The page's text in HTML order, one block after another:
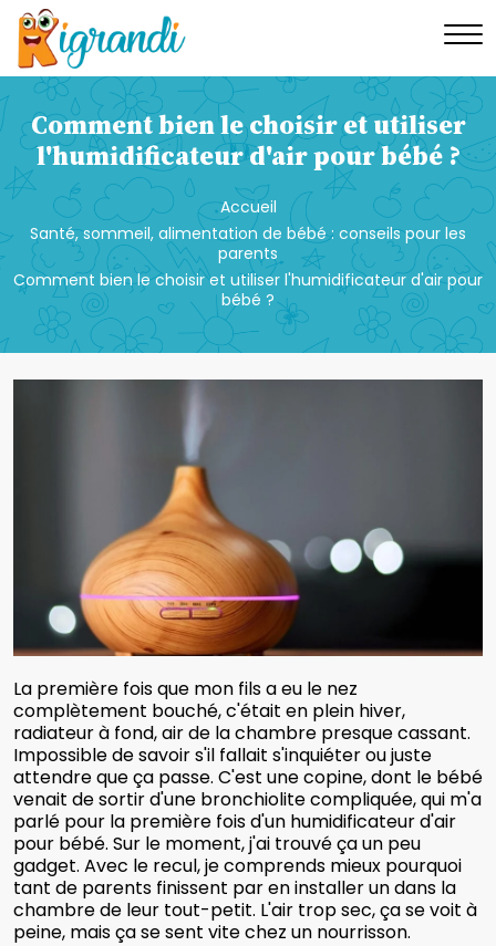
Comment bien le choisir et utiliser
l'humidificateur d'air pour bébé ?
Accueil
Santé, sommeil, alimentation de bébé : conseils pour les
parents
Comment bien le choisir et utiliser l'humidificateur d'air pour
bébé ?
La première fois que mon fils a eu le nez
complètement bouché, c'était en plein hiver,
radiateur à fond, air de la chambre presque cassant.
Impossible de savoir s'il fallait s'inquiéter ou juste
attendre que ça passe. C'est une copine, dont le bébé
venait de sortir d'une bronchiolite compliquée, qui m'a
parlé pour la première fois d'un humidificateur d'air
pour bébé. Sur le moment, j'ai trouvé ça un peu
gadget. Avec le recul, je comprends mieux pourquoi
tant de parents finissent par en installer un dans la
chambre de leur tout-petit. L'air trop sec, ça se voit à
peine, mais ça se sent vite chez un nourrisson.